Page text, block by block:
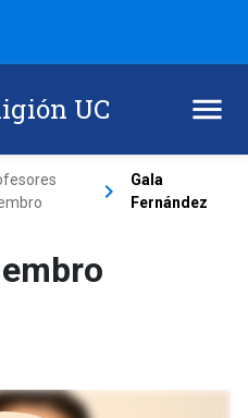
UC
keyboard_arrow_right
Gala
Fernández